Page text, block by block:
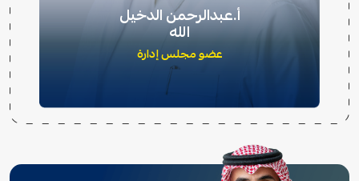
أ.عبدالرحمن الدخيل
الله
عضو مجلس إدارة